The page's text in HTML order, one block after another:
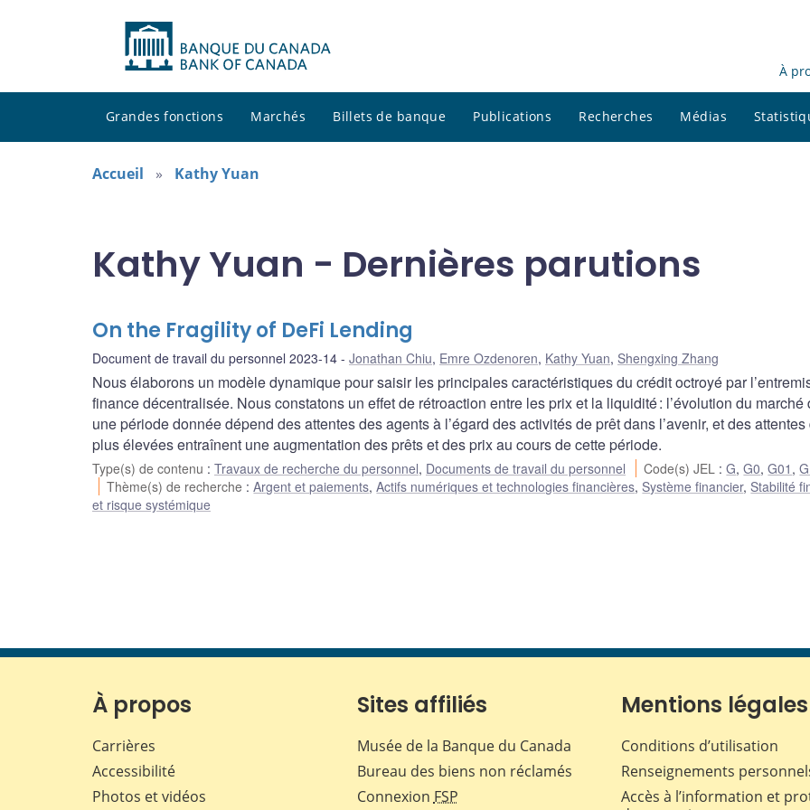
À
Grandes fonctions Marchés Billets de banque Publications Recherches Médias
Accueil Kathy Yuan
Kathy Yuan - Dernières parutions
On the Fragility of DeFi Lending
Document de travail du personnel 2023-14 Jonathan Chiu, Emre Ozdenoren, Kathy Yuan, Shengxing Zhang
Nous élaborons un modèle dynamique pour saisir les principales caractéristiques du crédit octroyé par
finance décentralisée. Nous constatons un effet de rétroaction entre les prix et la liquidité : l’évolution du marché
une période donnée dépend des attentes des agents à l’égard des activités de prêt dans l’avenir, et des
plus élevées entraînent une augmentation des prêts et des prix au cours de cette période.
Type(s) de contenu : Travaux de recherche du personnel, Documents de travail du personnel Code(s) JEL :G,G0,G01 ,
Thème(s) de recherche :Argent et paiements,Actifs numériques et technologies financières, Système financier, Stabilité
et risque systémique
À propos
Carrières
Accessibilité
Photos et vidéos
Sites affiliés
Musée de la Banque du Canada
Bureau des biens non réclamés
Connexion FSP
Mentions légales
Conditions d’utilisation
Renseignements
Accès à l’information et